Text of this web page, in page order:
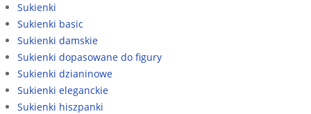
Sukienki
Sukienki basic
Sukienki damskie
Sukienki dopasowane do figury
Sukienki dzianinowe
Sukienki eleganckie
Sukienki hiszpanki